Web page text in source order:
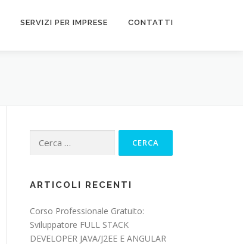
SERVIZI PER IMPRESE CONTATTI
per:
ARTICOLI RECENTI
Corso Professionale Gratuito:
Sviluppatore FULL STACK
DEVELOPER JAVA/J2EE E ANGULAR